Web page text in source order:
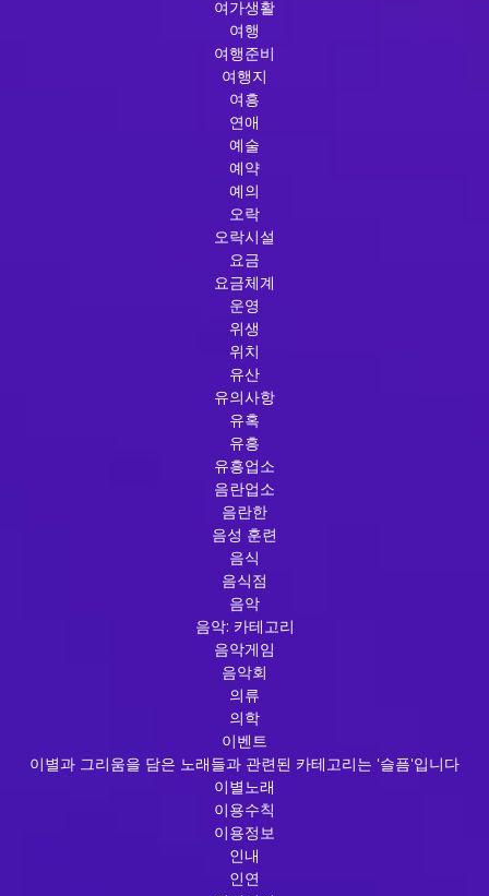
여가생활
여행
여행준비
여행지
여흥
연애
예술
예약
예의
오락
오락시설
요금
요금체계
운영
위생
위치
유산
유의사항
유혹
유흥
유흥업소
음란업소
음란한
음성 훈련
음식
음식점
음악
음악: 카테고리
음악게임
음악회
의류
의학
이벤트
이별과 그리움을 담은 노래들과 관련된 카테고리는 '슬픔'입니다
이별노래
이용수칙
이용정보
인내
인연